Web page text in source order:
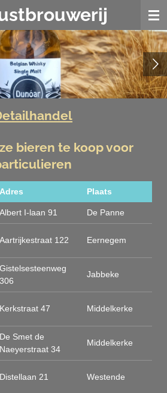
bieren te koop voor
Adres Plaats
Albert I-laan 91 De Panne
Aartrijkestraat 122 Eernegem
Gistelsesteenweg
306
Jabbeke
Kerkstraat 47 Middelkerke
De Smet de
Naeyerstraat 34
Middelkerke
Distellaan 21 Westende